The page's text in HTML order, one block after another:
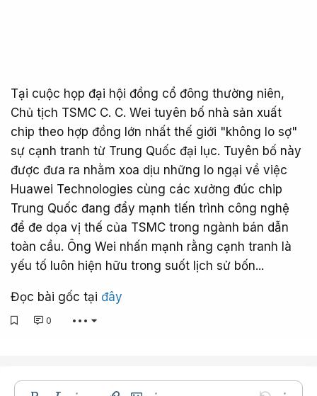
Tại cuộc họp đại hội đồng cổ đông thường niên,
Chủ tịch TSMC C. C. Wei tuyên bố nhà sản xuất
chip theo hợp đồng lớn nhất thế giới "không lo sợ"
sự cạnh tranh từ Trung Quốc đại lục. Tuyên bố này
được đưa ra nhằm xoa dịu những lo ngại về việc
Huawei Technologies cùng các xưởng đúc chip
Trung Quốc đang đẩy mạnh tiến trình công nghệ
để đe dọa vị thế của TSMC trong ngành bán dẫn
toàn cầu. Ông Wei nhấn mạnh rằng cạnh tranh là
yếu tố luôn hiện hữu trong suốt lịch sử bốn...
Đọc bài gốc tại đây
0 •••